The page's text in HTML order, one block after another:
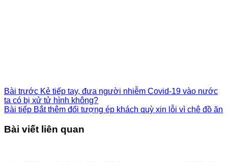
Bài trước Kẻ tiếp tay, đưa người nhiễm Covid-19 vào nước
ta có bị xử tử hình không?
Bài tiếp Bắt thêm đối tượng ép khách quỳ xin lỗi vì chê đồ ăn
Bài viết liên quan